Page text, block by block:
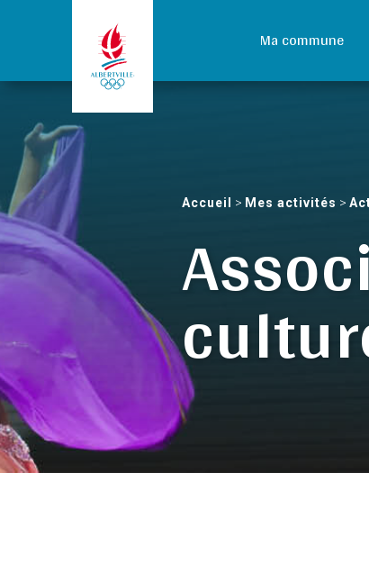
Ma commune
Accueil > Mes activités >